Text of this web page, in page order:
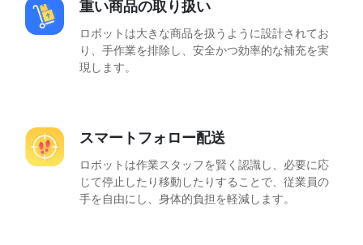
重い商品の取り扱い
ロボットは大きな商品を扱うように設計されてお
り、手作業を排除し、安全かつ効率的な補充を実
現します。
スマートフォロー配送
ロボットは作業スタッフを賢く認識し、必要に応
じて停止したり移動したりすることで、従業員の
手を自由にし、身体的負担を軽減します。